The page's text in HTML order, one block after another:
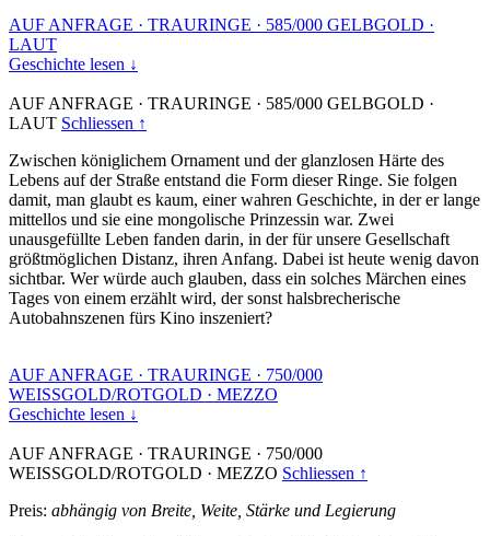
AUF ANFRAGE · TRAURINGE · 585/000 GELBGOLD ·
LAUT
Geschichte lesen ↓
AUF ANFRAGE · TRAURINGE · 585/000 GELBGOLD ·
LAUT Schliessen ↑
Zwischen königlichem Ornament und der glanzlosen Härte des
Lebens auf der Straße entstand die Form dieser Ringe. Sie folgen
damit, man glaubt es kaum, einer wahren Geschichte, in der er lange
mittellos und sie eine mongolische Prinzessin war. Zwei
unausgefüllte Leben fanden darin, in der für unsere Gesellschaft
größtmöglichen Distanz, ihren Anfang. Dabei ist heute wenig davon
sichtbar. Wer würde auch glauben, dass ein solches Märchen eines
Tages von einem erzählt wird, der sonst halsbrecherische
Autobahnszenen fürs Kino inszeniert?
AUF ANFRAGE · TRAURINGE · 750/000
WEISSGOLD/ROTGOLD · MEZZO
Geschichte lesen ↓
AUF ANFRAGE · TRAURINGE · 750/000
WEISSGOLD/ROTGOLD · MEZZO Schliessen ↑
Preis: abhängig von Breite, Weite, Stärke und Legierung